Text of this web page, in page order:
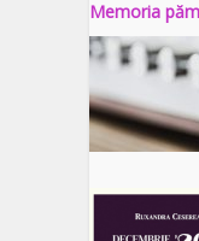
Memoria